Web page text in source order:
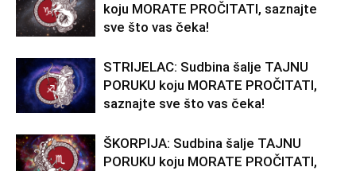
koju MORATE PROČITATI, saznajte
sve što vas čeka!
STRIJELAC: Sudbina šalje TAJNU
PORUKU koju MORATE PROČITATI,
saznajte sve što vas čeka!
ŠKORPIJA: Sudbina šalje TAJNU
PORUKU koju MORATE PROČITATI,